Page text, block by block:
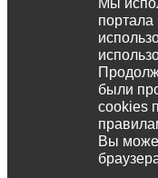
Мы
были
cookies
Вы